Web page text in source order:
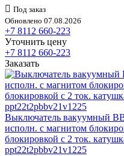
Под заказ
Обновлено 07.08.2026
+7 8112 660-223
Уточнить цену
+7 8112 660-223
Заказать
Выключатель вакуумный
исполн. с магнитом
блокировкой с 2 ток.
ppt22t2pbbv21v1225